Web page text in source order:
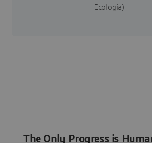
Ecología)
The Only Progress is